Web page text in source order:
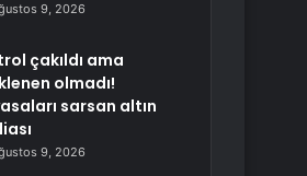
9, 2026
çakıldı ama
olmadı!
sarsan altın
9, 2026